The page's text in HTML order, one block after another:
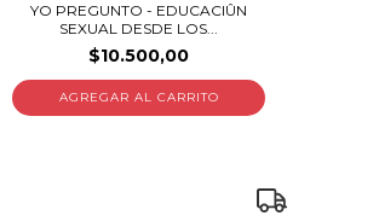
YO PREGUNTO - EDUCACIÛN
SEXUAL DESDE LOS...
$10.500,00